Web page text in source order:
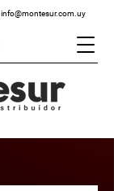
info@montesur.com.uy